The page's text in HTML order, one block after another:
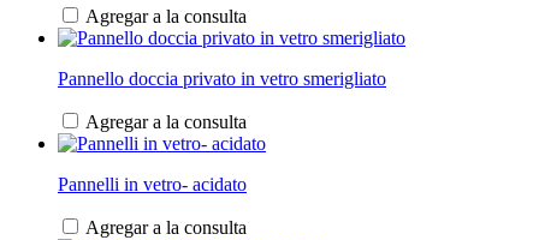
Agregar a la consulta
Pannello doccia privato in vetro smerigliato
Agregar a la consulta
Pannelli in vetro- acidato
Agregar a la consulta